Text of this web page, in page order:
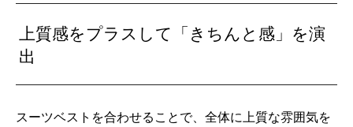
上質感をプラスして「きちんと感」を演
出
スーツベストを合わせることで、全体に上質な雰囲気を